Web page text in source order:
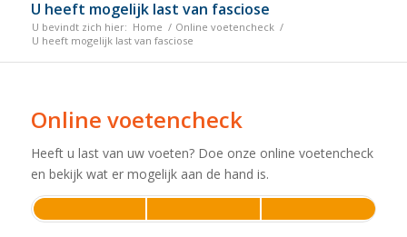
U heeft mogelijk last van fasciose
U bevindt zich hier: Home / Online voetencheck /
U heeft mogelijk last van fasciose
Online voetencheck
Heeft u last van uw voeten? Doe onze online voetencheck
en bekijk wat er mogelijk aan de hand is.